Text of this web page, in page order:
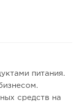
питания.
средств на